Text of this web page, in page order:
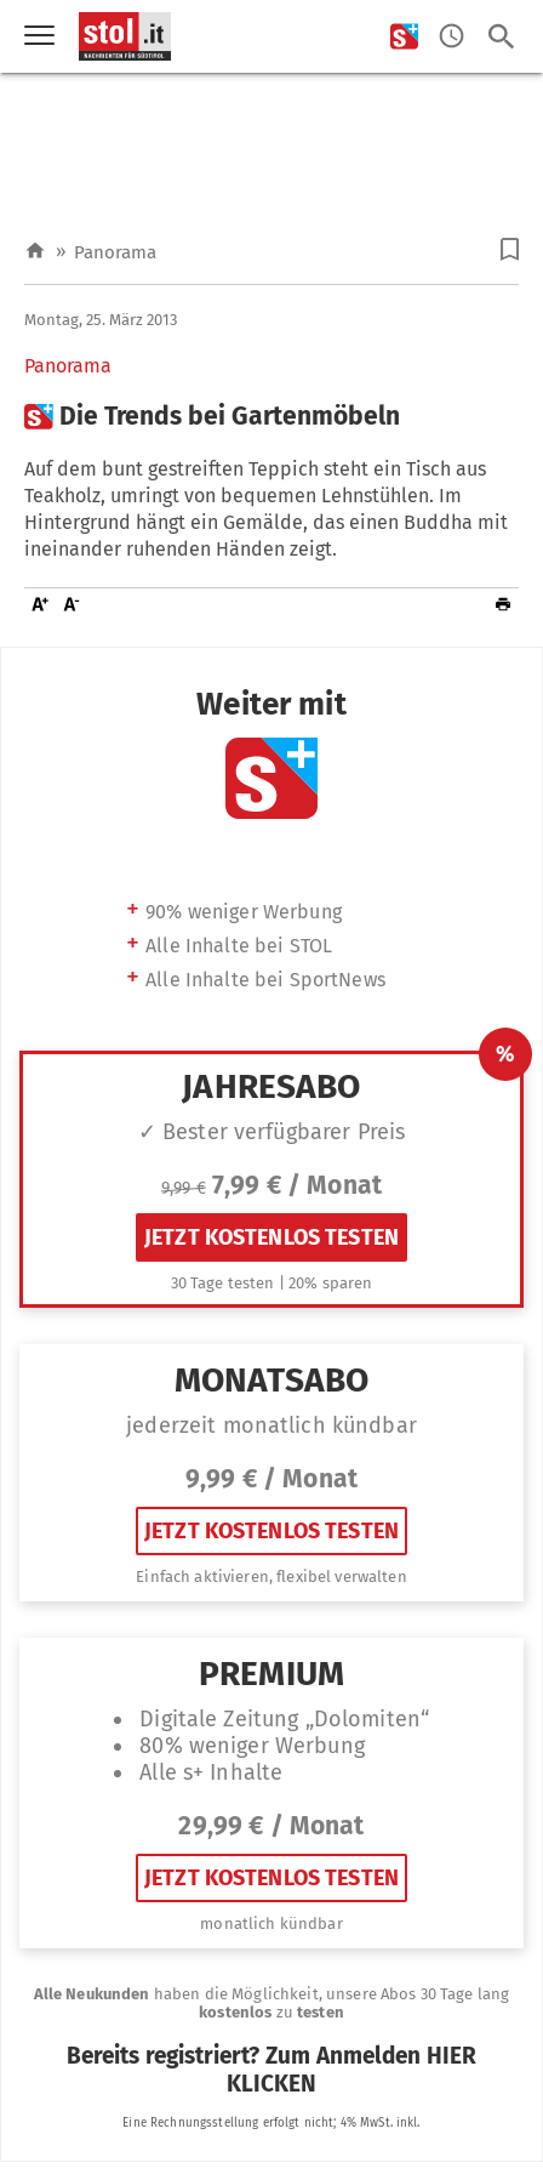
» Panorama
Panorama
Montag, 25. März 2013
 Die Trends bei Gartenmöbeln
Auf dem bunt gestreiften Teppich steht ein Tisch aus
Teakholz, umringt von bequemen Lehnstühlen. Im
Hintergrund hängt ein Gemälde, das einen Buddha mit
ineinander ruhenden Händen zeigt.